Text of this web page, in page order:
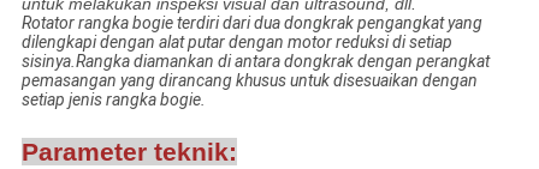
untuk melakukan inspeksi visual dan ultrasound, dll.
Rotator rangka bogie terdiri dari dua dongkrak pengangkat yang
dilengkapi dengan alat putar dengan motor reduksi di setiap
sisinya.Rangka diamankan di antara dongkrak dengan perangkat
pemasangan yang dirancang khusus untuk disesuaikan dengan
setiap jenis rangka bogie.
Parameter teknik: